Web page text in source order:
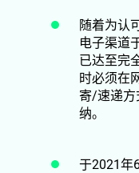
随着为认
电子渠道
已达至完
时必须在
寄/速递方
纳。
于2021年